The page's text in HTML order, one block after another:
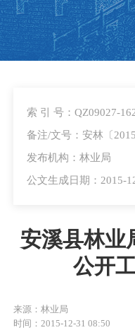
索 引 号：QZ09027-
备注/文号：安林〔
发布机构：林业局
公文生成日期：2015-
安溪县林业
公开
来源：林业局
时间：2015-12-31 08:50